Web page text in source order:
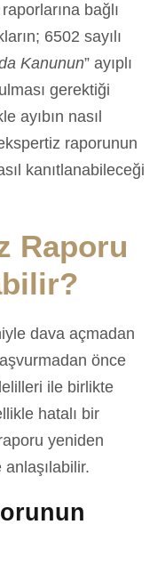
bağlı
6502 sayılı
Kanunun” ayıplı
gerektiği
ayıbın nasıl
raporunun
kanıtlanabileceği
Raporu
dava açmadan
önce
ile birlikte
hatalı bir
yeniden